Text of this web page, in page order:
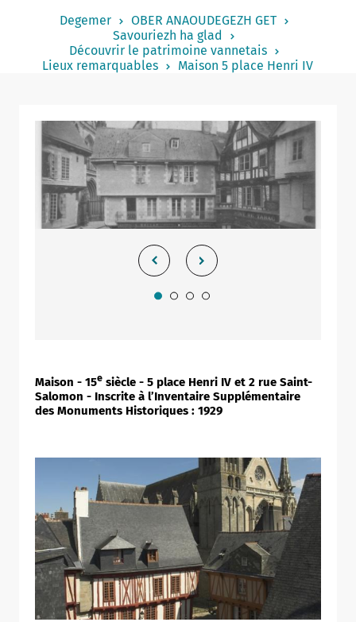
Un commerce
Journaliste
Degemer
OBER ANAOUDEGEZH GET
Savouriezh ha glad
Découvrir le patrimoine vannetais
Lieux remarquables
Maison 5 place Henri IV
Maison - 15e siècle - 5 place Henri IV et 2 rue Saint-
Salomon - Inscrite à l’Inventaire Supplémentaire
des Monuments Historiques : 1929